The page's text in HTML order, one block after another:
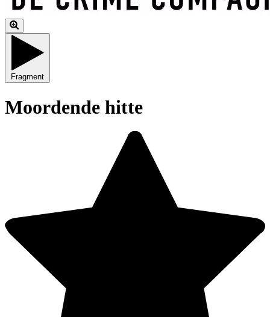
Fragment
Moordende hitte